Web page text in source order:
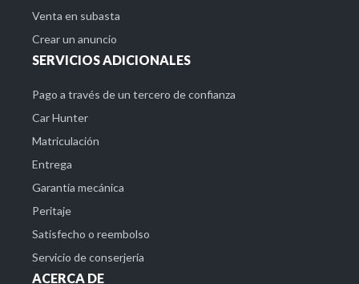
Venta en subasta
Crear un anuncio
SERVICIOS ADICIONALES
Pago a través de un tercero de confianza
Car Hunter
Matriculación
Entrega
Garantía mecánica
Peritaje
Satisfecho o reembolso
Servicio de conserjería
ACERCA DE